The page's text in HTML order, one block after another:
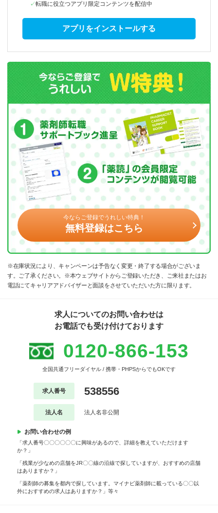
転職に役立つアプリ限定コンテンツを配信中
アプリをインストールする
今ならご登録でうれしい特典！
無料登録はこちら
※在庫状況により、キャンペーンは予告なく変更・終了する場合がございま
す。ご了承ください。※本ウェブサイトからご登録いただき、ご来社またはお
電話にてキャリアアドバイザーと面談をさせていただいた方に限ります。
求人についてのお問い合わせは
お電話でも受け付けております
0120-866-153
全国共通フリーダイヤル / 携帯・PHPSからでもOKです
求人番号 538556
法人名 法人名非公開
お問い合わせの例
「求人番号〇〇〇〇〇〇に興味があるので、詳細を教えていただけます
か？」
「残業が少なめの店舗をJR〇〇線の沿線で探していますが、おすすめの店舗
はありますか？」
「薬剤師の募集を都内で探しています。マイナビ薬剤師に載っている〇〇以
外におすすめの求人はありますか？」等々